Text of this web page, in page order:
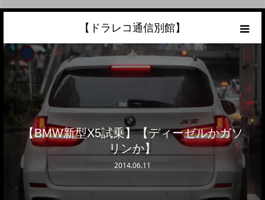
【ドラレコ通信別館】
【BMW新型X5試乗】【ディーゼルかガソ
リンか】
2014.06.11
ホーム
あなたの愛車の最高額を知ろう！
こんな中古車が欲しい
トラック売却ならこちら
当サイトについて